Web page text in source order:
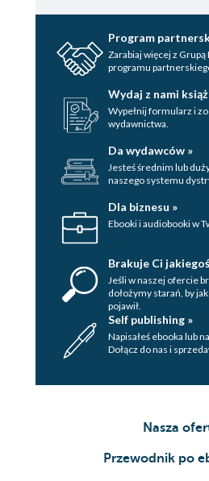
Program
Zarabiaj więcej z
programu
Wydaj z nami
Wypełnij formularz i
wydawnictwa.
Da wydawców »
Jesteś średnim lub
naszego systemu
Dla biznesu »
Ebooki i audiobooki w
Brakuje Ci
Jeśli w naszej ofercie
dołożymy starań, by
pojawił.
Self publishing »
Napisałeś ebooka lub
Dołącz do nas i
Nasza
Przewodnik po